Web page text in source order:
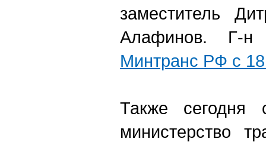
заместитель
Алафинов. Г-
Минтранс РФ с
Также сегодня
министерство